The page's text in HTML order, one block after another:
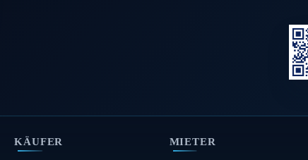
KÄUFER MIETER